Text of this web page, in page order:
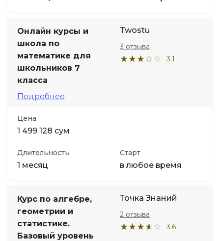
Онлайн курсы и
школа по
математике для
школьников 7
класса
Подробнее
Twostu
3.1
3 отзыва
Цена
1 499 128 сум
Длительность
1 месяц
Старт
в любое время
Курс по алгебре,
геометрии и
статистике.
Базовый уровень
Точка Знаний
3.6
2 отзыва